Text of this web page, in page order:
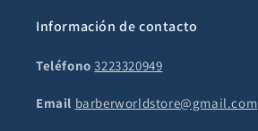
Información de contacto
Teléfono 3223320949
Email barberworldstore@gmail.com